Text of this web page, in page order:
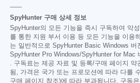
------
SpyHunter 구매 상세 정보
SpyHunter의 모든 기능을 즉시 구독하여 악
를 통한 지원 부서 이용 등 모든 기능을 이용
는 일반적으로 SpyHunter Basic Windows 버
SpyHunter Pro Windows/SpyHunter for Mac
. 구독료는 제공 자료 및 등록/구매 페이지 약
됨, 가격은 국가 또는 프로모션에 따라 다를
구매 페이지 참조)에 따라 부과됩니다. 구독